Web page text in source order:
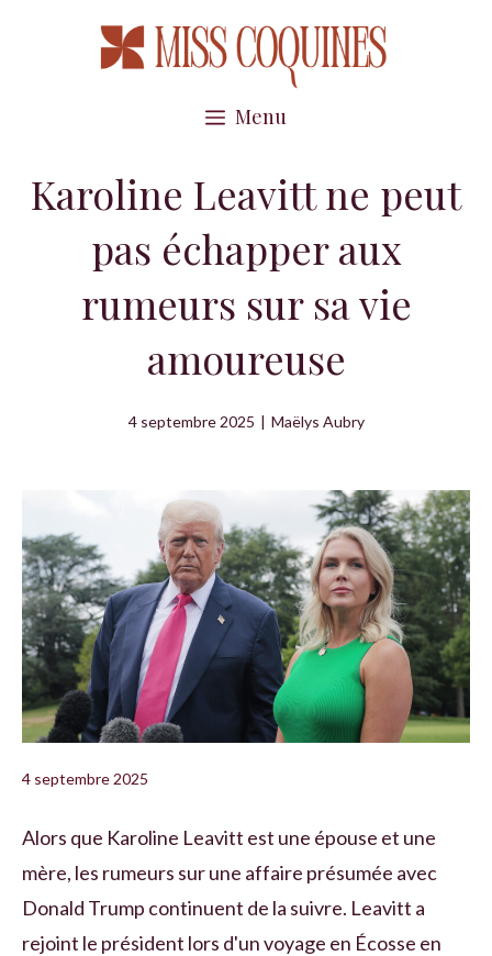
Menu
Karoline Leavitt ne peut
pas échapper aux
rumeurs sur sa vie
amoureuse
4 septembre 2025 | Maëlys Aubry
4 septembre 2025
Alors que Karoline Leavitt est une épouse et une
mère, les rumeurs sur une affaire présumée avec
Donald Trump continuent de la suivre. Leavitt a
rejoint le président lors d'un voyage en Écosse en